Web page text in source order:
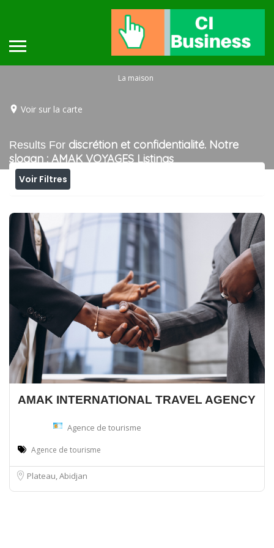
La maison
Voir sur la carte
Results For discrétion et confidentialité. Notre
slogan : AMAK VOYAGES Listings
Voir Filtres
AMAK INTERNATIONAL TRAVEL AGENCY
Agence de tourisme
Agence de tourisme
Plateau, Abidjan